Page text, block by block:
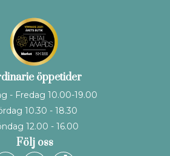
öppetider
- Fredag 10.00-19.00
10.30 - 18.30
12.00 - 16.00
Följ oss